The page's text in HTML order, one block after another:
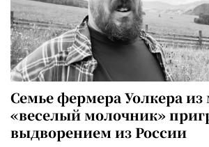
Семье фермера Уолкера из
«веселый молочник»
выдворением из России